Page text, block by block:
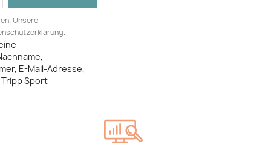
Unsere
E-Mail-Adresse,
Sport